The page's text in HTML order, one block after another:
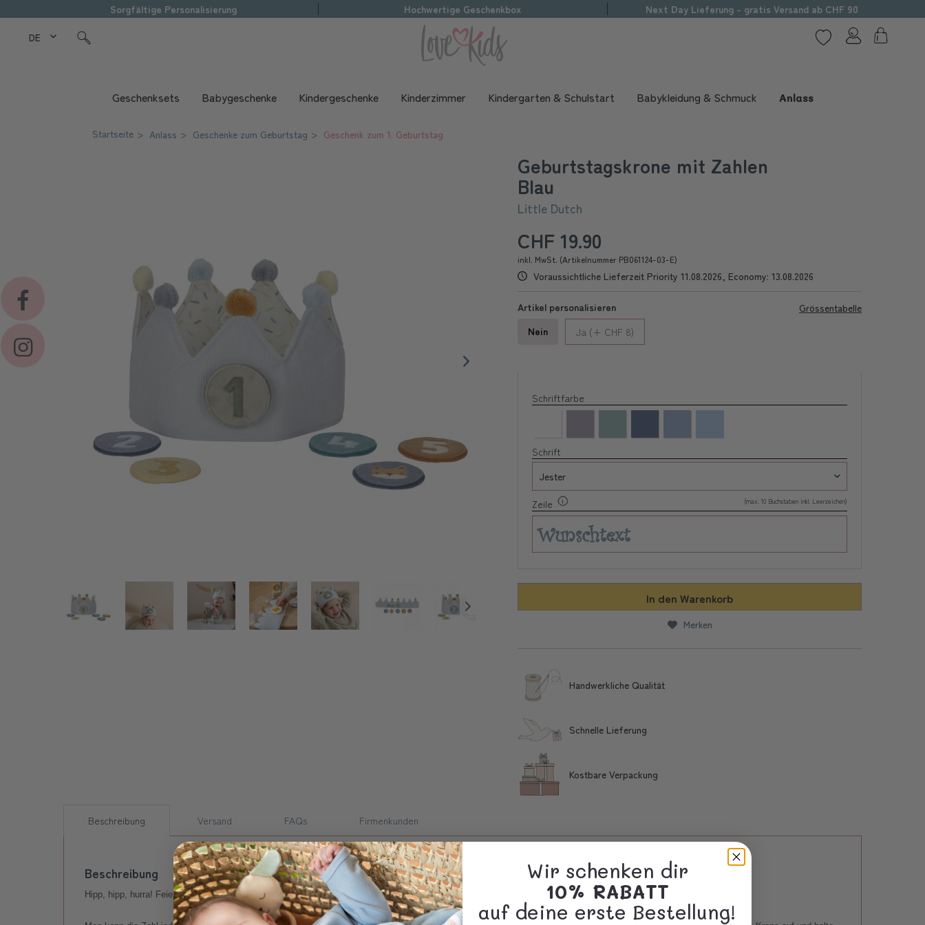
Sorgfältige Personalisierung Hochwertige Geschenkbox Next Day Lieferung - gratis Versand ab CHF 90
DE Love Kids
Geschenksets Babygeschenke Kindergeschenke Kinderzimmer Kindergarten & Schulstart Babykleidung & Schmuck Anlass
Startseite Anlass Geschenke zum Geburtstag Geschenk zum 1. Geburtstag
Geburtstagskrone mit Zahlen
Blau
Little Dutch
CHF 19.90
inkl. MwSt. (Artikelnummer PB061124-03-E)
Voraussichtliche Lieferzeit Priority 11.08.2026, Economy: 13.08.2026
Grössentabelle
Artikel personalisieren
Nein
Ja (+ CHF 8)
Schriftfarbe
Schrift
Zeile (max. 10 Buchstaben inkl. Leerzeichen)
In den Warenkorb
Merken
Handwerkliche Qualität
Schnelle Lieferung
Kostbare Verpackung
Beschreibung Versand FAQs Firmenkunden
Beschreibung
Hipp, hipp, hurra! Feiere deinen Geburtstag stilvoll mit dieser niedlichen Geburtstagskrone und sprühe etwas Feenzauber über deinen besonderen Tag.
Wir schenken dir
10% RABATT
auf deine erste Bestellung!